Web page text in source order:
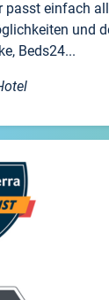
passt einfach
und
Beds24...